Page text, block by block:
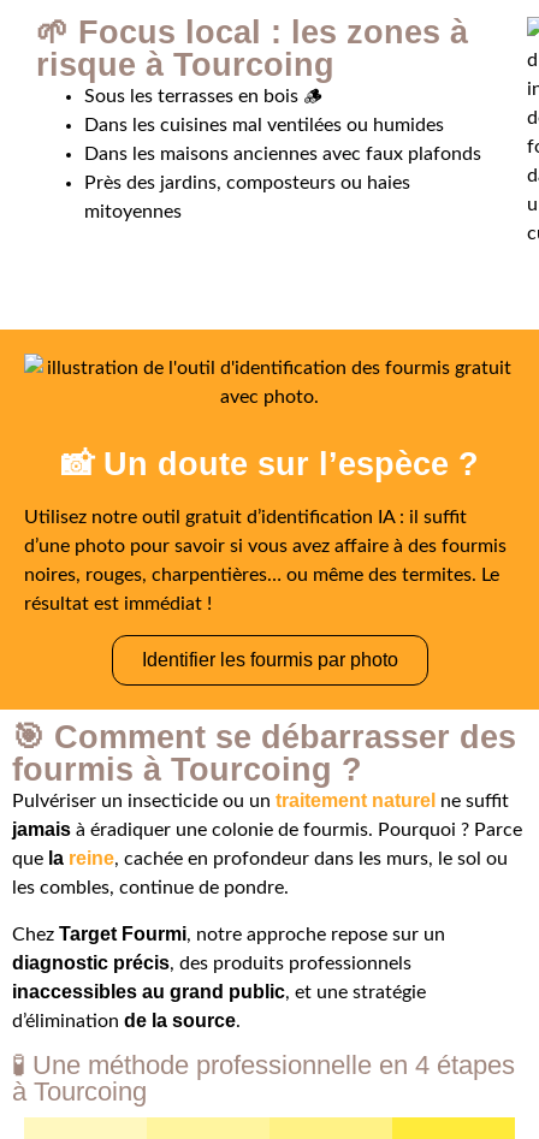
🌱 Focus local : les zones à
risque à Tourcoing
Sous les terrasses en bois 🪵
Dans les cuisines mal ventilées ou humides
Dans les maisons anciennes avec faux plafonds
Près des jardins, composteurs ou haies
mitoyennes
📸 Un doute sur l’espèce ?
Utilisez notre outil gratuit d’identification IA : il suffit
d’une photo pour savoir si vous avez affaire à des fourmis
noires, rouges, charpentières… ou même des termites. Le
résultat est immédiat !
Identifier les fourmis par photo
🎯 Comment se débarrasser des
fourmis à Tourcoing ?
Pulvériser un insecticide ou un traitement naturel ne suffit
jamais à éradiquer une colonie de fourmis. Pourquoi ? Parce
que la reine, cachée en profondeur dans les murs, le sol ou
les combles, continue de pondre.
Chez Target Fourmi, notre approche repose sur un
diagnostic précis, des produits professionnels
inaccessibles au grand public, et une stratégie
d’élimination de la source.
🧪 Une méthode professionnelle en 4 étapes
à Tourcoing